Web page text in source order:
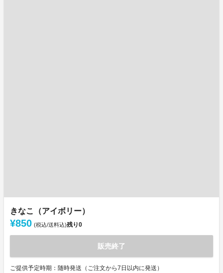
きなこ（アイボリー）
¥850 (税込/送料込)残り0
販売終了
ご提供予定時期：随時発送（ご注文から7日以内に発送）